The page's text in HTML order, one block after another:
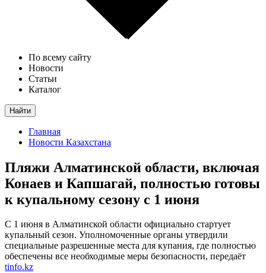
По всему сайту
Новости
Статьи
Каталог
Найти
Главная
Новости Казахстана
Пляжи Алматинской области, включая
Конаев и Капшагай, полностью готовы
к купальному сезону с 1 июня
С 1 июня в Алматинской области официально стартует
купальный сезон. Уполномоченные органы утвердили
специальные разрешенные места для купания, где полностью
обеспечены все необходимые меры безопасности, передаёт
tinfo.kz